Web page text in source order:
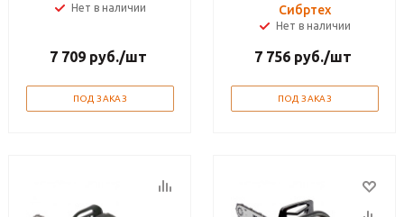
Нет в наличии
7 709 руб./шт
ПОД ЗАКАЗ
Сибртех
Нет в наличии
7 756 руб./шт
ПОД ЗАКАЗ